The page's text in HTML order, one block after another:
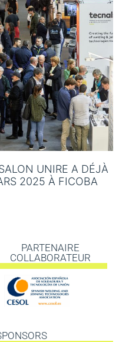
UNIRE A DÉJÀ
2025 À FICOBA
PARTENAIRE
COLLABORATEUR